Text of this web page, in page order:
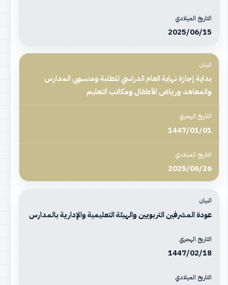
2025/06/15
بداية إجازة نهاية العام الدراسي للطلبة ومنسوبي المدارس
والمعاهد ورياض الأطفال ومكاتب التعليم
1447/01/01
2025/06/26
عودة المشرفين التربويين والهيئة التعليمية والإدارية بالمدارس
1447/02/18